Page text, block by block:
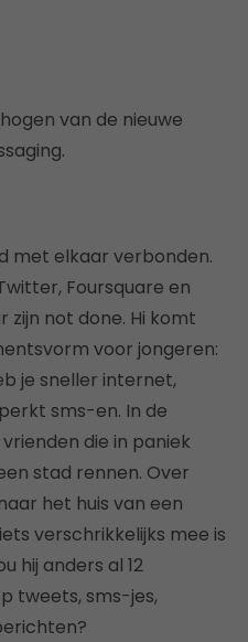
van de nieuwe
met elkaar verbonden.
Foursquare en
zijn not done. Hi komt
voor jongeren:
je sneller internet,
sms-en. In de
die in paniek
stad rennen. Over
het huis van een
verschrikkelijks mee is
hij anders al 12
tweets, sms-jes,